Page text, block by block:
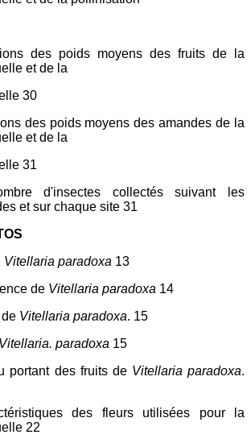
des poids moyens des fruits de la
et de la
30
des poids moyens des amandes de la
et de la
31
d'insectes collectés suivant les
et sur chaque site 31
Vitellaria paradoxa 13
de Vitellaria paradoxa 14
Vitellaria paradoxa. 15
Vitellaria. paradoxa 15
portant des fruits de Vitellaria paradoxa.
des fleurs utilisées pour la
22